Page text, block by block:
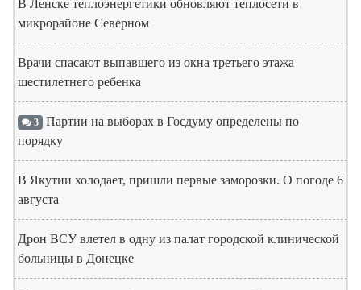
В Ленске теплоэнергетики обновляют теплосети в
микрорайоне Северном
Врачи спасают выпавшего из окна третьего этажа
шестилетнего ребенка
3 Партии на выборах в Госдуму определены по
порядку
В Якутии холодает, пришли первые заморозки. О погоде 6
августа
Дрон ВСУ влетел в одну из палат городской клинической
больницы в Донецке